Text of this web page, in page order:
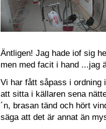
Äntligen! Jag hade iof sig
men med facit i hand ...jag
Vi har fått såpass i ordning
att sitta i källaren sena
´n, brasan tänd och hört
säga att det är annat än